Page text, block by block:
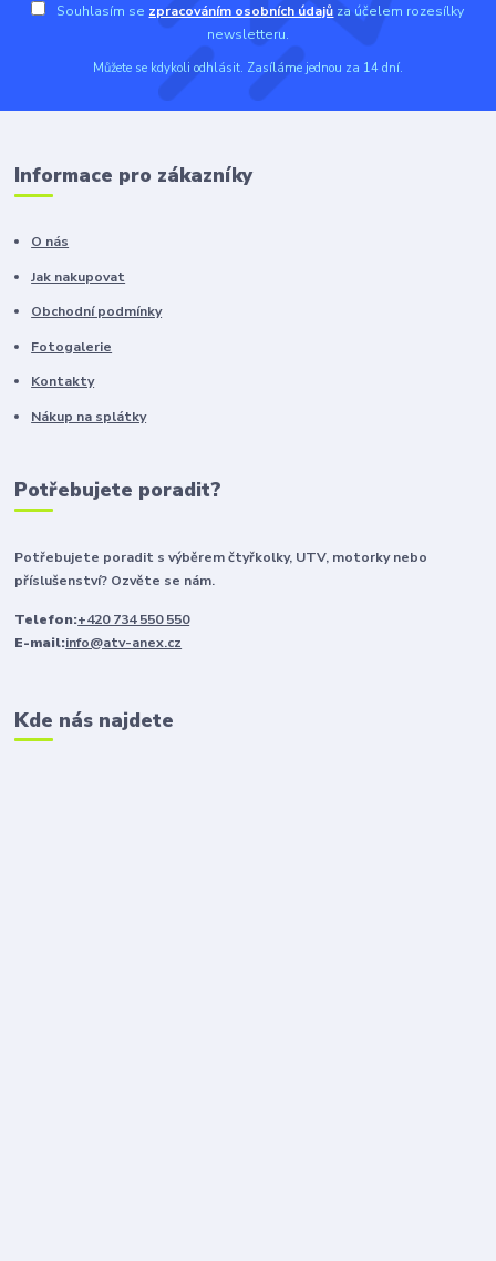
Souhlasím se zpracováním osobních údajů za účelem rozesílky
newsletteru.
Můžete se kdykoli odhlásit. Zasíláme jednou za 14 dní.
Informace pro zákazníky
O nás
Jak nakupovat
Obchodní podmínky
Fotogalerie
Kontakty
Nákup na splátky
Potřebujete poradit?
Potřebujete poradit s výběrem čtyřkolky, UTV, motorky nebo
příslušenství? Ozvěte se nám.
Telefon:+420 734 550 550
E-mail:info@atv-anex.cz
Kde nás najdete